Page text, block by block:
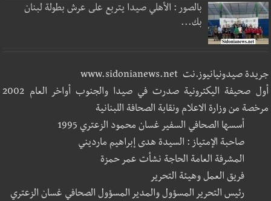
بالصور : الأهلي صيدا يتربع على عرش بطولة لبنان
بك...
جريدة صيدونيانيوز.نت www.sidonianews.net
أول صحيفة اليكترونية صدرت في صيدا والجنوب أواخر العام 2002
مرخصة من وزارة الاعلام ونقابة الصحافة اللبنانية
أسسها الصحافي السفير غسان محمود الزعتري 1995
صاحبة الإمتياز : السيدة هدى إبراهيم مارديني
المشرفة العامة الحاجة نشأت عمر حمزة
فريق العمل وهيئة التحرير
رئيس التحرير المسؤول والمدير المسؤول الصحافي غسان الزعتري